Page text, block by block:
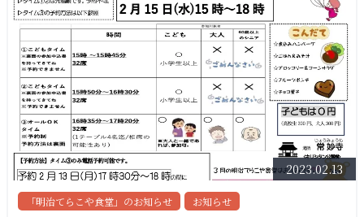
2023.02.13
「明治てらこや食堂」のお知らせ お知らせ